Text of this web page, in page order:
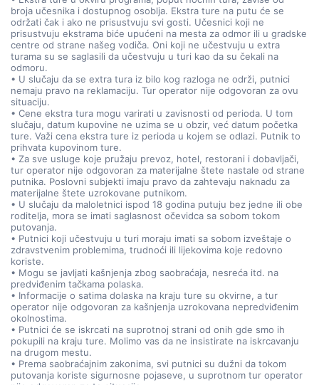
broja učesnika i dostupnog osoblja. Ekstra ture na putu će se
održati čak i ako ne prisustvuju svi gosti. Učesnici koji ne
prisustvuju ekstrama biće upućeni na mesta za odmor ili u gradske
centre od strane našeg vodiča. Oni koji ne učestvuju u extra
turama su se saglasili da učestvuju u turi kao da su čekali na
odmoru.
• U slučaju da se extra tura iz bilo kog razloga ne održi, putnici
nemaju pravo na reklamaciju. Tur operator nije odgovoran za ovu
situaciju.
• Cene ekstra tura mogu varirati u zavisnosti od perioda. U tom
slučaju, datum kupovine ne uzima se u obzir, već datum početka
ture. Važi cena ekstra ture iz perioda u kojem se odlazi. Putnik to
prihvata kupovinom ture.
• Za sve usluge koje pružaju prevoz, hotel, restorani i dobavljači,
tur operator nije odgovoran za materijalne štete nastale od strane
putnika. Poslovni subjekti imaju pravo da zahtevaju naknadu za
materijalne štete uzrokovane putnikom.
• U slučaju da maloletnici ispod 18 godina putuju bez jedne ili obe
roditelja, mora se imati saglasnost očevidca sa sobom tokom
putovanja.
• Putnici koji učestvuju u turi moraju imati sa sobom izveštaje o
zdravstvenim problemima, trudnoći ili lijekovima koje redovno
koriste.
• Mogu se javljati kašnjenja zbog saobraćaja, nesreća itd. na
predviđenim tačkama polaska.
• Informacije o satima dolaska na kraju ture su okvirne, a tur
operator nije odgovoran za kašnjenja uzrokovana nepredviđenim
okolnostima.
• Putnici će se iskrcati na suprotnoj strani od onih gde smo ih
pokupili na kraju ture. Molimo vas da ne insistirate na iskrcavanju
na drugom mestu.
• Prema saobraćajnim zakonima, svi putnici su dužni da tokom
putovanja koriste sigurnosne pojaseve, u suprotnom tur operator